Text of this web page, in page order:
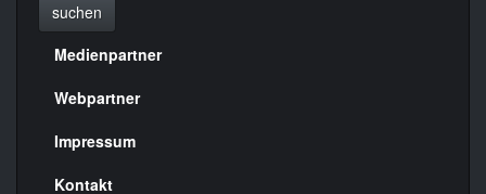
suchen
Menülinks
rechte
Seite
Medienpartner
Webpartner
Impressum
Kontakt